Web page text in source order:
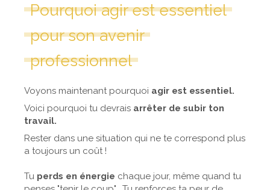
Pourquoi agir est essentiel
pour son avenir
professionnel
Voyons maintenant pourquoi agir est essentiel.
Voici pourquoi tu devrais arrêter de subir ton
travail.
Rester dans une situation qui ne te correspond plus
a toujours un coût !
Tu perds en énergie chaque jour, même quand tu